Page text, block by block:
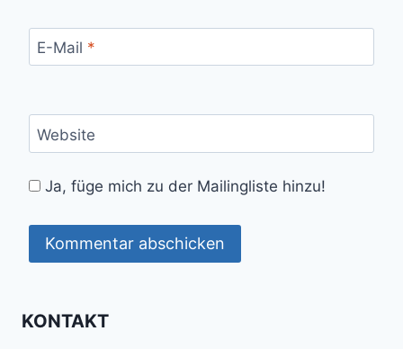
E-Mail *
Website
Ja, füge mich zu der Mailingliste hinzu!
KONTAKT